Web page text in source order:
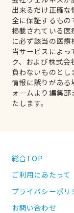
出来るだけ正確
全に保証するもの
掲載されている
に必ず該当の医療
当サービスによっ
ク、および株式
負わないものとし
情報に誤りがある
ォームより編集
たします。
総合TOP
ご利用にあたって
プライバシーポリ
お問い合わせ